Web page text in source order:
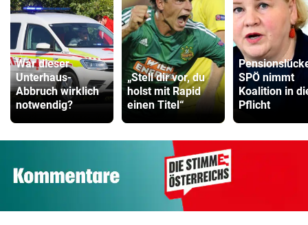
War dieser
Unterhaus-
Abbruch wirklich
notwendig?
„Stell dir vor, du
holst mit Rapid
einen Titel“
SPÖ nimmt
Koalition in
Pflicht